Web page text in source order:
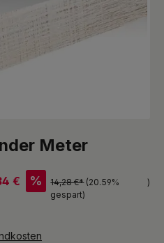
Meter
€
% 14,28 €* (20.59%
gespart)
)